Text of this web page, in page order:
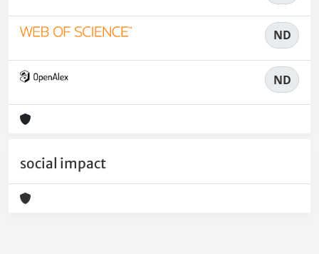
ND
ND
social impact